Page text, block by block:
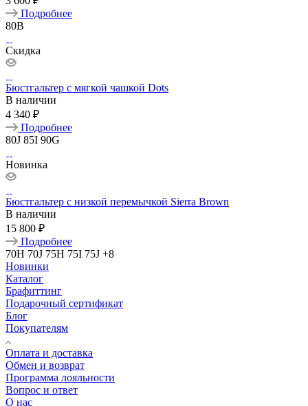
Подробнее
80B
Скидка
Бюстгальтер с мягкой чашкой Dots
В наличии
4 340 ₽
Подробнее
80J 85I 90G
Новинка
Бюстгальтер с низкой перемычкой Sierra Brown
В наличии
15 800 ₽
Подробнее
70H 70J 75H 75I 75J +8
Новинки
Каталог
Брафиттинг
Подарочный сертификат
Блог
Покупателям
Оплата и доставка
Обмен и возврат
Программа лояльности
Вопрос и ответ
О нас